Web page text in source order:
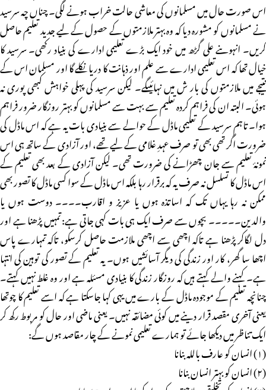
اس صورت حال میں مسلمانوں کی معاشی حالت خراب ہونے لگی۔ چناں چہ سرسید
نے مسلمانوں کو مشورہ دیا کہ وہ بہتر ملازمتوں کے حصول کے لیے جدید تعلیم حاصل
کریں۔ انہوںنے علی گڑھ میں خود ایک بڑے تعلیمی ادارے کی بنیاد رکھی۔ سرسید کا
خیال تھا کہ اس تعلیمی ادارے سے علم اور ذہانت کا دریا نکلے گا اور مسلمان اس کے
نتیجے میں ملازمتوں کی بار ش میں نہائیںگے۔ لیکن سرسید کی پہلی خواہش کبھی پوری نہ
ہوئی۔ البتہ ان کی فراہم کردہ تعلیم سے بہت سے مسلمانوں کو بہتر روزگار ضرور فراہم
ہوا۔ تاہم سرسید کے تعلیمی ماڈل کے حوالے سے بنیادی بات یہ ہے کہ اس ماڈل کی
ضرورت اگر تھی بھی تو صرف عہدِ غلامی کے لیے تھے، اور آزادی کے ساتھ ہی اس
نمونۂ تعلیم سے جان چھڑانے کی ضرورت تھی۔ لیکن آزادی کے بعد بھی تعلیم کے
اس ماڈل کا تسلسل نہ صرف یہ کہ برقرار رہا بلکہ اس ماڈل کے سوا کسی ماڈل کا تصور بھی
ممکن نہ رہا یہاں تک کہ اساتذہ ہوں یا عزیز و اقارب۔۔۔۔ دوست ہوں یا
والدین۔۔۔۔۔ بچوں سے صرف ایک ہی بات کہی جاتی ہے: تمہیں پڑھنا ہے اور
دل لگاکر پڑھنا ہے تاکہ اچھی سے اچھی ملازمت حاصل کرسکو، تاکہ تمہارے پاس
اچھا سا گھر، کار اور زندگی کی دیگر آسائشیں ہوں۔ یہ تعلیم کے تصور کی توہین کی انتہا
ہے۔ کہنے والے کہتے ہیں کہ روزگار زندگی کا بنیادی مسئلہ ہے اور وہ غلط نہیں کہتے۔
چنانچہ تعلیم کے موجودہ ماڈل کے بارے میں یہی کہا جاسکتا ہے کہ اسے تعلیم کا چوتھا
یعنی آخری مقصد قرار دینے میں کوئی مضائقہ نہیں۔ یعنی ماضی اور حال کو مربوط رکھ کر
ایک تناظر میں دیکھا جائے تو ہمارے تعلیمی نمونے کے چار مقاصد ہوں گے:
(۱) انسان کو عارف باللہ بنانا
(۲) انسان کو بہتر انسان بنانا